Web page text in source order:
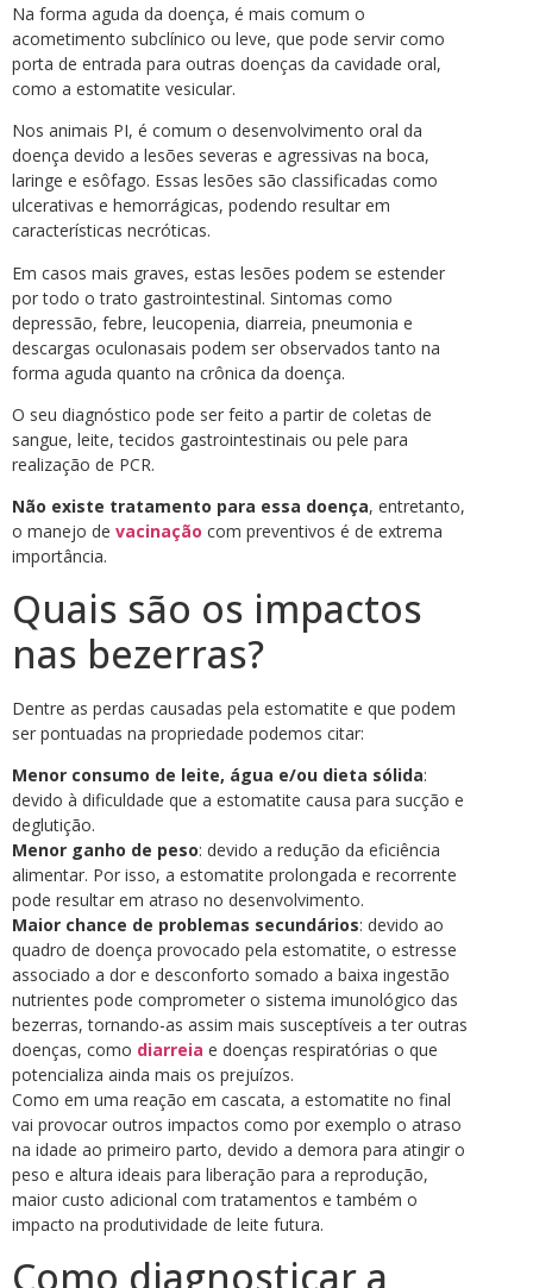
Na forma aguda da doença, é mais comum o
acometimento subclínico ou leve, que pode servir como
porta de entrada para outras doenças da cavidade oral,
como a estomatite vesicular.
Nos animais PI, é comum o desenvolvimento oral da
doença devido a lesões severas e agressivas na boca,
laringe e esôfago. Essas lesões são classificadas como
ulcerativas e hemorrágicas, podendo resultar em
características necróticas.
Em casos mais graves, estas lesões podem se estender
por todo o trato gastrointestinal. Sintomas como
depressão, febre, leucopenia, diarreia, pneumonia e
descargas oculonasais podem ser observados tanto na
forma aguda quanto na crônica da doença.
O seu diagnóstico pode ser feito a partir de coletas de
sangue, leite, tecidos gastrointestinais ou pele para
realização de PCR.
Não existe tratamento para essa doença, entretanto,
o manejo de vacinação com preventivos é de extrema
importância.
Quais são os impactos
nas bezerras?
Dentre as perdas causadas pela estomatite e que podem
ser pontuadas na propriedade podemos citar:
Menor consumo de leite, água e/ou dieta sólida:
devido à dificuldade que a estomatite causa para sucção e
deglutição.
Menor ganho de peso: devido a redução da eficiência
alimentar. Por isso, a estomatite prolongada e recorrente
pode resultar em atraso no desenvolvimento.
Maior chance de problemas secundários: devido ao
quadro de doença provocado pela estomatite, o estresse
associado a dor e desconforto somado a baixa ingestão
nutrientes pode comprometer o sistema imunológico das
bezerras, tornando-as assim mais susceptíveis a ter outras
doenças, como diarreia e doenças respiratórias o que
potencializa ainda mais os prejuízos.
Como em uma reação em cascata, a estomatite no final
vai provocar outros impactos como por exemplo o atraso
na idade ao primeiro parto, devido a demora para atingir o
peso e altura ideais para liberação para a reprodução,
maior custo adicional com tratamentos e também o
impacto na produtividade de leite futura.
Como diagnosticar a